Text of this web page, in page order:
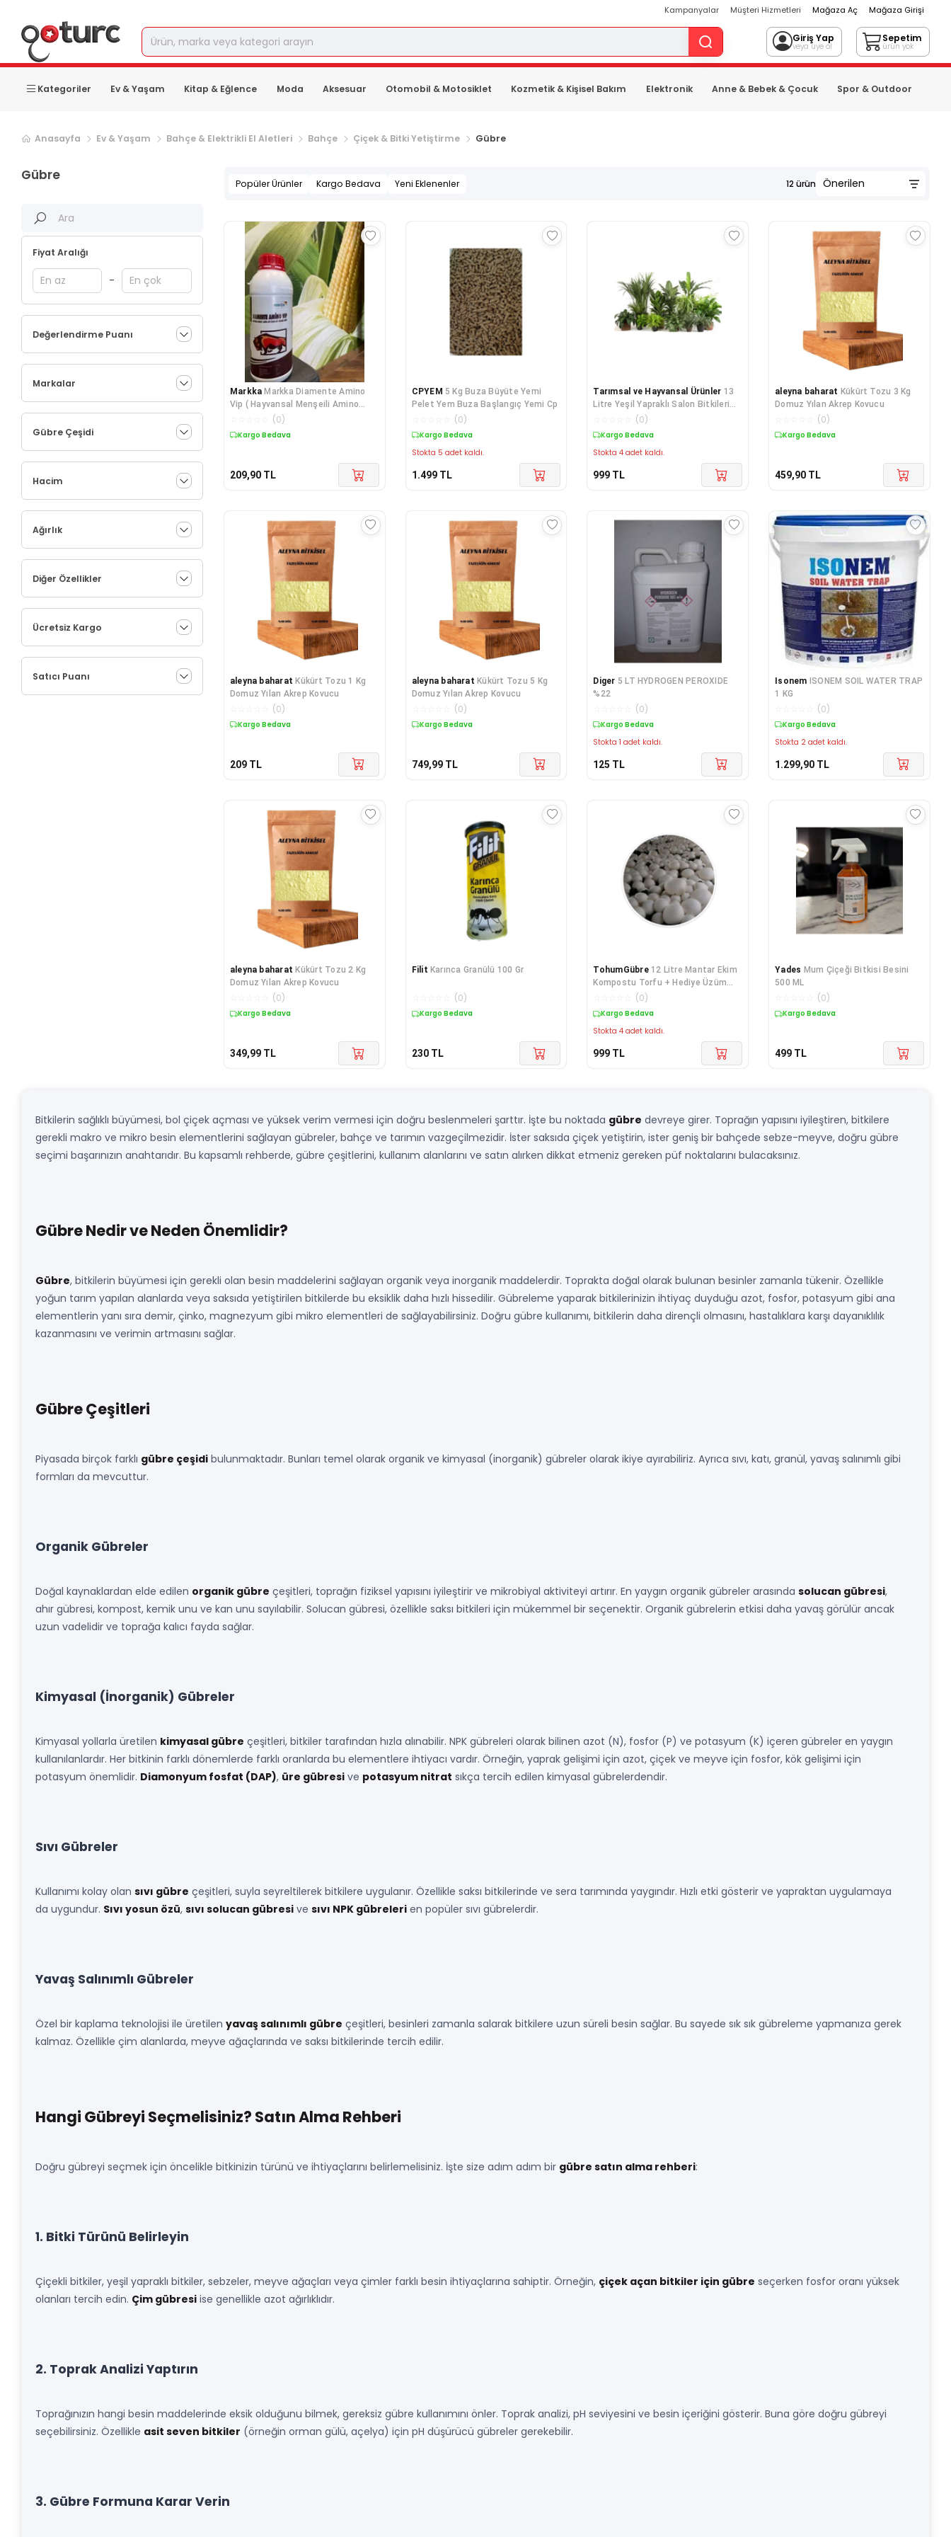
Kampanyalar Müşteri Hizmetleri Mağaza Aç Mağaza Girişi
Giriş Yap
veya üye ol
Sepetim
ürün yok
Kategoriler Ev & Yaşam Kitap & Eğlence Moda Aksesuar Otomobil & Motosiklet Kozmetik & Kişisel Bakım Elektronik Anne & Bebek & Çocuk Spor & Outdoor
Anasayfa Ev & Yaşam Bahçe & Elektrikli El Aletleri Bahçe Çiçek & Bitki Yetiştirme Gübre
Gübre
Fiyat Aralığı
-
Değerlendirme Puanı
Markalar
Gübre Çeşidi
Hacim
Ağırlık
Diğer Özellikler
Ücretsiz Kargo
Satıcı Puanı
Popüler Ürünler Kargo Bedava Yeni Eklenenler 12ürün
Markka Markka Diamente Amino
Vip ( Hayvansal Menşeili Amino
Asit) Sıvı Gübre
(0)
Kargo Bedava
209,90 TL
CPYEM 5 Kg Buza Büyüte Yemi
Pelet Yem Buza Başlangıç Yemi Cp
(0)
Kargo Bedava
Stokta 5 adet kaldı.
1.499 TL
Tarımsal ve Hayvansal Ürünler 13
Litre Yeşil Yapraklı Salon Bitkileri
Ekim ve Bakım Torfu + Hediye
(0)
Kargo Bedava
Stokta 4 adet kaldı.
999 TL
aleyna baharat Kükürt Tozu 3 Kg
Domuz Yılan Akrep Kovucu
(0)
Kargo Bedava
459,90 TL
aleyna baharat Kükürt Tozu 1 Kg
Domuz Yılan Akrep Kovucu
(0)
Kargo Bedava
209 TL
aleyna baharat Kükürt Tozu 5 Kg
Domuz Yılan Akrep Kovucu
(0)
Kargo Bedava
749,99 TL
Diger 5 LT HYDROGEN PEROXIDE
%22
(0)
Kargo Bedava
Stokta 1 adet kaldı.
125 TL
Isonem ISONEM SOIL WATER TRAP
1 KG
(0)
Kargo Bedava
Stokta 2 adet kaldı.
1.299,90 TL
aleyna baharat Kükürt Tozu 2 Kg
Domuz Yılan Akrep Kovucu
(0)
Kargo Bedava
349,99 TL
Filit Karınca Granülü 100 Gr
(0)
Kargo Bedava
230 TL
TohumGübre 12 Litre Mantar Ekim
Kompostu Torfu + Hediye Üzüm
Fidanı Tohumları
(0)
Kargo Bedava
Stokta 4 adet kaldı.
999 TL
Yades Mum Çiçeği Bitkisi Besini
500 ML
(0)
Kargo Bedava
499 TL
Bitkilerin sağlıklı büyümesi, bol çiçek açması ve yüksek verim vermesi için doğru beslenmeleri şarttır. İşte bu noktada gübre devreye girer. Toprağın yapısını iyileştiren, bitkilere
gerekli makro ve mikro besin elementlerini sağlayan gübreler, bahçe ve tarımın vazgeçilmezidir. İster saksıda çiçek yetiştirin, ister geniş bir bahçede sebze-meyve, doğru gübre
seçimi başarınızın anahtarıdır. Bu kapsamlı rehberde, gübre çeşitlerini, kullanım alanlarını ve satın alırken dikkat etmeniz gereken püf noktalarını bulacaksınız.
Gübre Nedir ve Neden Önemlidir?
Gübre, bitkilerin büyümesi için gerekli olan besin maddelerini sağlayan organik veya inorganik maddelerdir. Toprakta doğal olarak bulunan besinler zamanla tükenir. Özellikle
yoğun tarım yapılan alanlarda veya saksıda yetiştirilen bitkilerde bu eksiklik daha hızlı hissedilir. Gübreleme yaparak bitkilerinizin ihtiyaç duyduğu azot, fosfor, potasyum gibi ana
elementlerin yanı sıra demir, çinko, magnezyum gibi mikro elementleri de sağlayabilirsiniz. Doğru gübre kullanımı, bitkilerin daha dirençli olmasını, hastalıklara karşı dayanıklılık
kazanmasını ve verimin artmasını sağlar.
Gübre Çeşitleri
Piyasada birçok farklı gübre çeşidi bulunmaktadır. Bunları temel olarak organik ve kimyasal (inorganik) gübreler olarak ikiye ayırabiliriz. Ayrıca sıvı, katı, granül, yavaş salınımlı gibi
formları da mevcuttur.
Organik Gübreler
Doğal kaynaklardan elde edilen organik gübre çeşitleri, toprağın fiziksel yapısını iyileştirir ve mikrobiyal aktiviteyi artırır. En yaygın organik gübreler arasında solucan gübresi,
ahır gübresi, kompost, kemik unu ve kan unu sayılabilir. Solucan gübresi, özellikle saksı bitkileri için mükemmel bir seçenektir. Organik gübrelerin etkisi daha yavaş görülür ancak
uzun vadelidir ve toprağa kalıcı fayda sağlar.
Kimyasal (İnorganik) Gübreler
Kimyasal yollarla üretilen kimyasal gübre çeşitleri, bitkiler tarafından hızla alınabilir. NPK gübreleri olarak bilinen azot (N), fosfor (P) ve potasyum (K) içeren gübreler en yaygın
kullanılanlardır. Her bitkinin farklı dönemlerde farklı oranlarda bu elementlere ihtiyacı vardır. Örneğin, yaprak gelişimi için azot, çiçek ve meyve için fosfor, kök gelişimi için
potasyum önemlidir. Diamonyum fosfat (DAP), üre gübresi ve potasyum nitrat sıkça tercih edilen kimyasal gübrelerdendir.
Sıvı Gübreler
Kullanımı kolay olan sıvı gübre çeşitleri, suyla seyreltilerek bitkilere uygulanır. Özellikle saksı bitkilerinde ve sera tarımında yaygındır. Hızlı etki gösterir ve yapraktan uygulamaya
da uygundur. Sıvı yosun özü, sıvı solucan gübresi ve sıvı NPK gübreleri en popüler sıvı gübrelerdir.
Yavaş Salınımlı Gübreler
Özel bir kaplama teknolojisi ile üretilen yavaş salınımlı gübre çeşitleri, besinleri zamanla salarak bitkilere uzun süreli besin sağlar. Bu sayede sık sık gübreleme yapmanıza gerek
kalmaz. Özellikle çim alanlarda, meyve ağaçlarında ve saksı bitkilerinde tercih edilir.
Hangi Gübreyi Seçmelisiniz? Satın Alma Rehberi
Doğru gübreyi seçmek için öncelikle bitkinizin türünü ve ihtiyaçlarını belirlemelisiniz. İşte size adım adım bir gübre satın alma rehberi:
1. Bitki Türünü Belirleyin
Çiçekli bitkiler, yeşil yapraklı bitkiler, sebzeler, meyve ağaçları veya çimler farklı besin ihtiyaçlarına sahiptir. Örneğin, çiçek açan bitkiler için gübre seçerken fosfor oranı yüksek
olanları tercih edin. Çim gübresi ise genellikle azot ağırlıklıdır.
2. Toprak Analizi Yaptırın
Toprağınızın hangi besin maddelerinde eksik olduğunu bilmek, gereksiz gübre kullanımını önler. Toprak analizi, pH seviyesini ve besin içeriğini gösterir. Buna göre doğru gübreyi
seçebilirsiniz. Özellikle asit seven bitkiler (örneğin orman gülü, açelya) için pH düşürücü gübreler gerekebilir.
3. Gübre Formuna Karar Verin